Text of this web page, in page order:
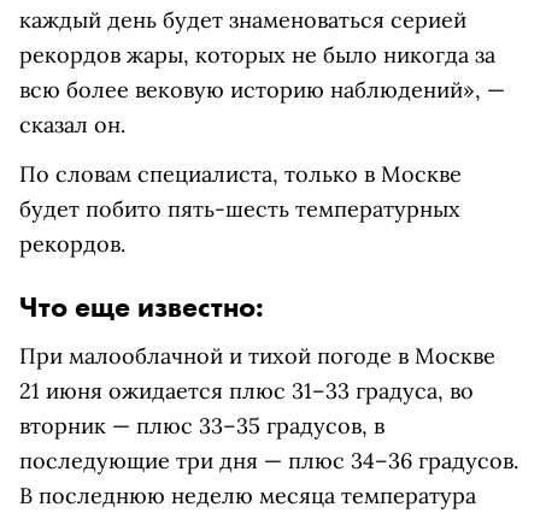
каждый день будет знаменоваться серией
рекордов жары, которых не было никогда за
всю более вековую историю наблюдений», —
сказал он.
По словам специалиста, только в Москве
будет побито пять-шесть температурных
рекордов.
Что еще известно:
При малооблачной и тихой погоде в Москве
21 июня ожидается плюс 31–33 градуса, во
вторник — плюс 33–35 градусов, в
последующие три дня — плюс 34–36 градусов.
В последнюю неделю месяца температура